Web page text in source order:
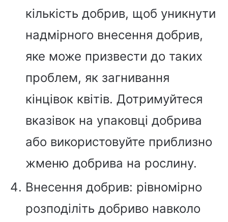
кількість добрив, щоб уникнути
надмірного внесення добрив,
яке може призвести до таких
проблем, як загнивання
кінцівок квітів. Дотримуйтеся
вказівок на упаковці добрива
або використовуйте приблизно
жменю добрива на рослину.
Внесення добрив: рівномірно
розподіліть добриво навколо